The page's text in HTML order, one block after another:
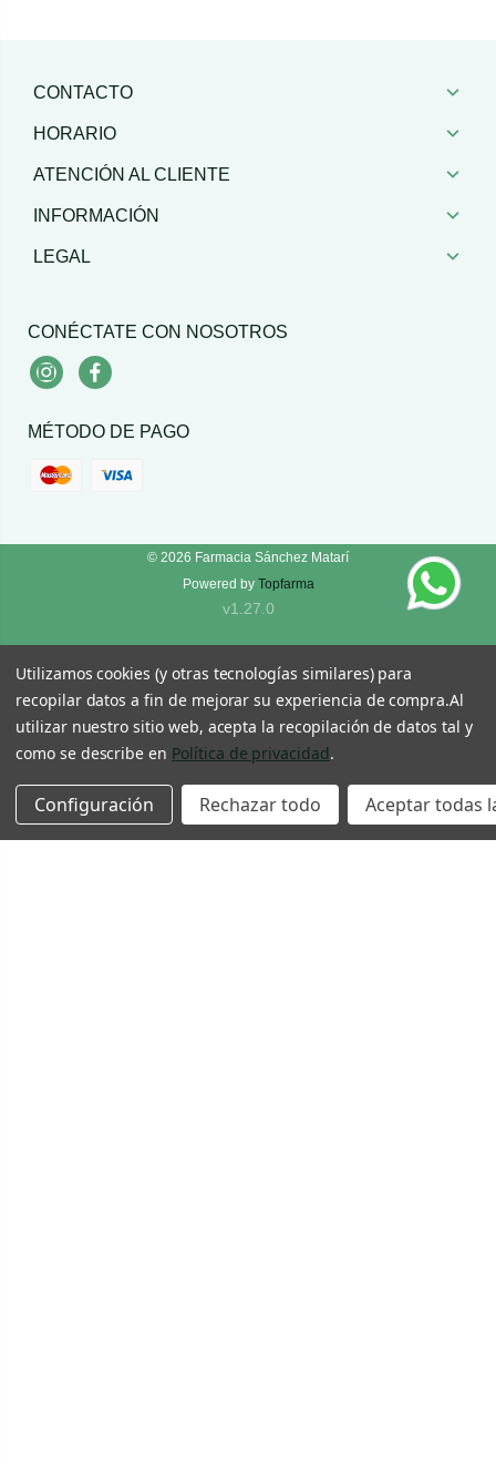
CONTACTO
HORARIO
ATENCIÓN AL CLIENTE
INFORMACIÓN
LEGAL
CONÉCTATE CON NOSOTROS
InstagramFacebook
MÉTODO DE PAGO
© 2026 Farmacia Sánchez Matarí
Powered by Topfarma
v1.27.0
Utilizamos cookies (y otras tecnologías similares) para
recopilar datos a fin de mejorar su experiencia de compra.Al
utilizar nuestro sitio web, acepta la recopilación de datos tal y
como se describe en Política de privacidad.
Configuración Rechazar todo Aceptar todas